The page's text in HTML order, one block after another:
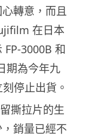
轉意，而且
在日本
3000B 和
期為今年九
停止出貨。
撕拉片的生
銷量已經不